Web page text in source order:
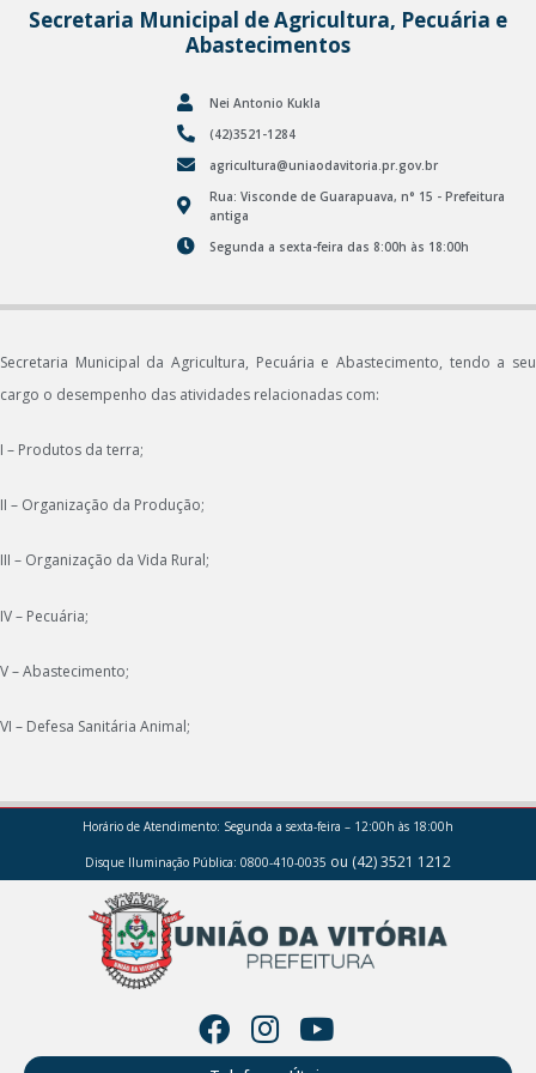
Secretaria Municipal de Agricultura, Pecuária e
Abastecimentos
Nei Antonio Kukla
(42)3521-1284
agricultura@uniaodavitoria.pr.gov.br
Rua: Visconde de Guarapuava, n° 15 - Prefeitura
antiga
Segunda a sexta-feira das 8:00h às 18:00h
Secretaria Municipal da Agricultura, Pecuária e Abastecimento, tendo a seu
cargo o desempenho das atividades relacionadas com:
I – Produtos da terra;
II – Organização da Produção;
III – Organização da Vida Rural;
IV – Pecuária;
V – Abastecimento;
VI – Defesa Sanitária Animal;
Horário de Atendimento: Segunda a sexta-feira – 12:00h às 18:00h
Disque Iluminação Pública: 0800-410-0035 ou (42) 3521 1212